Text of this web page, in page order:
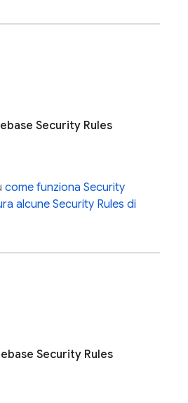
Security Rules
come funziona Security
alcune Security Rules di
Security Rules